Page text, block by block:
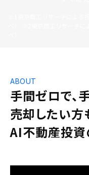
手間ゼロで、
売却したい方
AI不動産投資
ABOUT